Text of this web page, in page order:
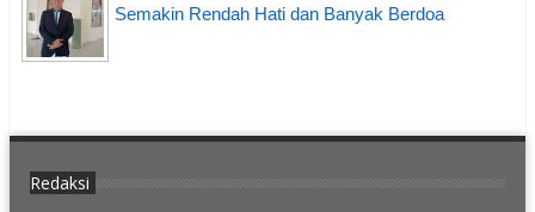
Semakin Rendah Hati dan Banyak Berdoa
Redaksi